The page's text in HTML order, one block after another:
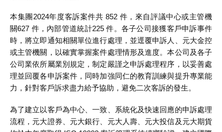
本集團2024年度客訴案件共 852 件，來自評議中心或主管機
關627 件，內部管道統計225 件。各子公司接獲客戶申訴事件
時，將立即通知相關單位進行處理，並逕覆申訴人、元大金控
或主管機關，以確實掌握案件處理情形及進度。本公司及各子
公司業依所屬業別規定，制定嚴謹之申訴處理程序，以妥善處
理並回覆各申訴案件，同時加強同仁的教育訓練與提升專業能
力，針對客戶訴求盡力給予協助，避免二次客訴的發生。
為了建立以客戶為中心、一致、系統化及快速回應的申訴處理
流程，元大證券、元大銀行、元大人壽、元大投信及元大期貨